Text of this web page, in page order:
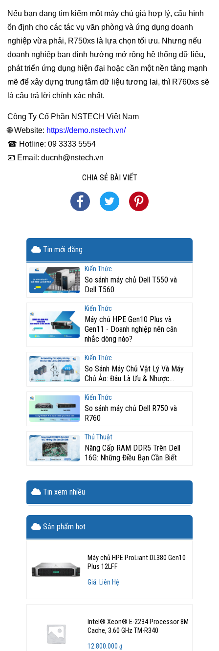
Nếu bạn đang tìm kiếm một máy chủ giá hợp lý, cấu hình
ổn định cho các tác vụ văn phòng và ứng dụng doanh
nghiệp vừa phải, R750xs là lựa chọn tối ưu. Nhưng nếu
doanh nghiệp bạn định hướng mở rộng hệ thống dữ liệu,
phát triển ứng dụng hiện đại hoặc cần một nền tảng mạnh
mẽ để xây dựng trung tâm dữ liệu tương lai, thì R760xs sẽ
là câu trả lời chính xác nhất.
Công Ty Cổ Phần NSTECH Việt Nam
🌐 Website: https://demo.nstech.vn/
☎ Hotline: 09 3333 5554
📧 Email: ducnh@nstech.vn
CHIA SẺ BÀI VIẾT
Tin mới đăng
Kiến Thức
So sánh máy chủ Dell T550 và
Dell T560
Kiến Thức
Máy chủ HPE Gen10 Plus và
Gen11 - Doanh nghiệp nên cân
nhắc dòng nào?
Kiến Thức
So Sánh Máy Chủ Vật Lý Và Máy
Chủ Ảo: Đâu Là Ưu & Nhược...
Kiến Thức
So sánh máy chủ Dell R750 và
R760
Thủ Thuật
Nâng Cấp RAM DDR5 Trên Dell
16G: Những Điều Bạn Cần Biết
Tin xem nhiều
Sản phẩm hot
Máy chủ HPE ProLiant DL380 Gen10
Plus 12LFF
Giá: Liên Hệ
Intel® Xeon® E-2234 Processor 8M
Cache, 3.60 GHz TM-R340
12.800.000₫